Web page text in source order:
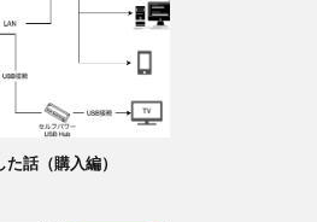
話（購入編）